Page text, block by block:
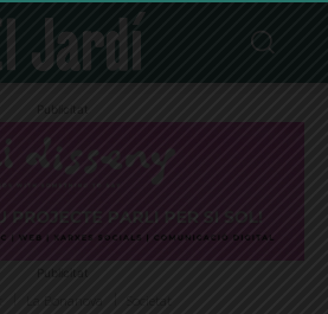
Publicitat
Publicitat